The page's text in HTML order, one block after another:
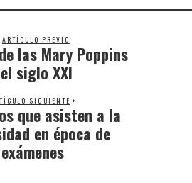
ARTÍCULO PREVIO
Previous
post:
las Mary Poppins
siglo XXI
SIGUIENTE
Next
que asisten a la
en época de
exámenes